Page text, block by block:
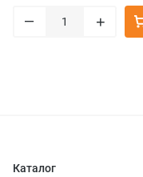
– +
Каталог